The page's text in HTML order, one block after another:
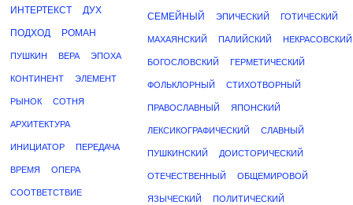
ИНТЕРТЕКСТ ДУХ
ПОДХОД РОМАН
ПУШКИН ВЕРА ЭПОХА
КОНТИНЕНТ ЭЛЕМЕНТ
РЫНОК СОТНЯ
АРХИТЕКТУРА
ИНИЦИАТОР ПЕРЕДАЧА
ВРЕМЯ ОПЕРА
СООТВЕТСТВИЕ
СЕМЕЙНЫЙ ЭПИЧЕСКИЙ ГОТИЧЕСКИЙ
МАХАЯНСКИЙ ПАЛИЙСКИЙ НЕКРАСОВСКИЙ
БОГОСЛОВСКИЙ ГЕРМЕТИЧЕСКИЙ
ФОЛЬКЛОРНЫЙ СТИХОТВОРНЫЙ
ПРАВОСЛАВНЫЙ ЯПОНСКИЙ
ЛЕКСИКОГРАФИЧЕСКИЙ СЛАВНЫЙ
ПУШКИНСКИЙ ДОИСТОРИЧЕСКИЙ
ОТЕЧЕСТВЕННЫЙ ОБЩЕМИРОВОЙ
ЯЗЫЧЕСКИЙ ПОЛИТИЧЕСКИЙ